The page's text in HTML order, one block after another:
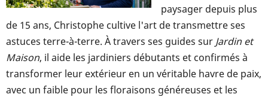
paysager depuis plus
de 15 ans, Christophe cultive l'art de transmettre ses
astuces terre-à-terre. À travers ses guides sur Jardin et
Maison, il aide les jardiniers débutants et confirmés à
transformer leur extérieur en un véritable havre de paix,
avec un faible pour les floraisons généreuses et les